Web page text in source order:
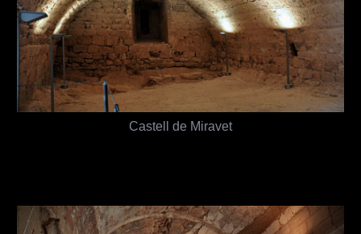
Castell de Miravet